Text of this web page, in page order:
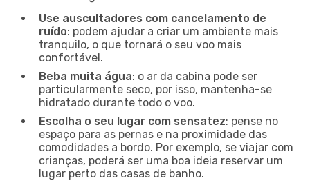
Use auscultadores com cancelamento de
ruído: podem ajudar a criar um ambiente mais
tranquilo, o que tornará o seu voo mais
confortável.
Beba muita água: o ar da cabina pode ser
particularmente seco, por isso, mantenha-se
hidratado durante todo o voo.
Escolha o seu lugar com sensatez: pense no
espaço para as pernas e na proximidade das
comodidades a bordo. Por exemplo, se viajar com
crianças, poderá ser uma boa ideia reservar um
lugar perto das casas de banho.